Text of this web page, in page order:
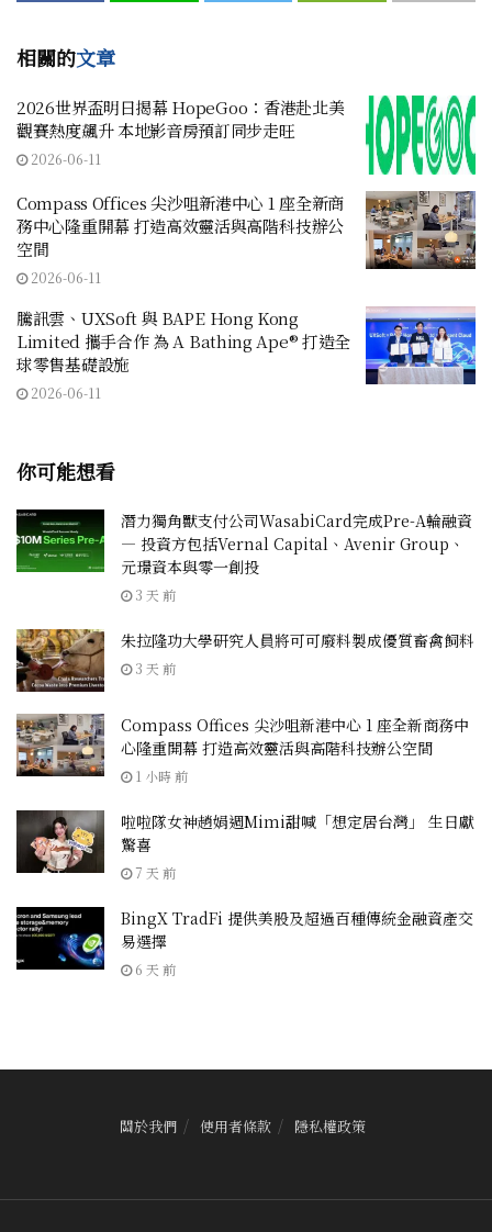
相關的文章
2026世界盃明日揭幕 HopeGoo：香港赴北美
觀賽熱度飆升 本地影音房預訂同步走旺
2026-06-11
Compass Offices 尖沙咀新港中心 1 座全新商
務中心隆重開幕 打造高效靈活與高階科技辦公
空間
2026-06-11
騰訊雲、UXSoft 與 BAPE Hong Kong
Limited 攜手合作 為 A Bathing Ape® 打造全
球零售基礎設施
2026-06-11
你可能想看
潛力獨角獸支付公司WasabiCard完成Pre-A輪融資
— 投資方包括Vernal Capital、Avenir Group、
元璟資本與零一創投
3 天 前
朱拉隆功大學研究人員將可可廢料製成優質畜禽飼料
3 天 前
Compass Offices 尖沙咀新港中心 1 座全新商務中
心隆重開幕 打造高效靈活與高階科技辦公空間
1 小時 前
啦啦隊女神趙娟週Mimi甜喊「想定居台灣」 生日獻
驚喜
7 天 前
BingX TradFi 提供美股及超過百種傳統金融資產交
易選擇
6 天 前
關於我們 使用者條款 隱私權政策